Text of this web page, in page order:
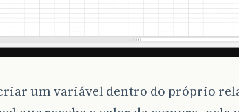
um variável dentro do próprio